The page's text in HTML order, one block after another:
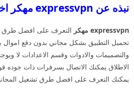
نبذه عن expressvpn مهكر اخر اصدار
expressvpn مهكر
التعرف على افضل طرق
تحميل التطبيق بشكل مجاني بدون دفع اموال
والتصميمات والادوات وقسم الاعدادات لا
الاطلاق يمكنك الاتصال بسرفرات ذات جوده
يمكنك التعرف على افضل طرق تشغيل